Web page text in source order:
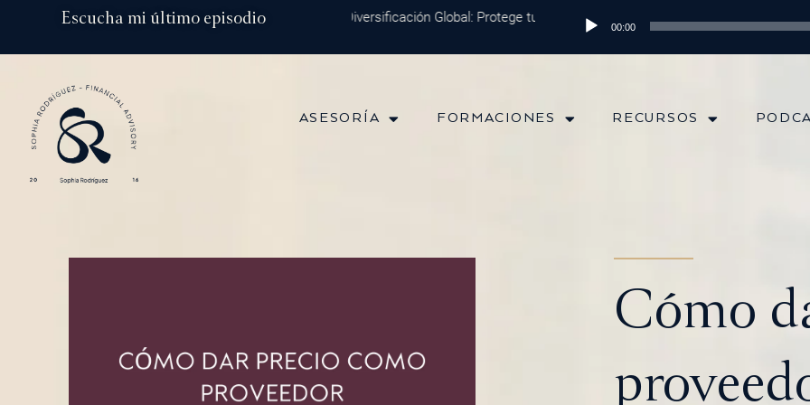
contenido
Escucha mi último episodioEpisodio 202: Diversificación Global: Protege tu Dinero y Maximiza tus Inversiones Episodio
Reproductor
00:00
ASESORÍA FORMACIONES RECURSOS
Cómo